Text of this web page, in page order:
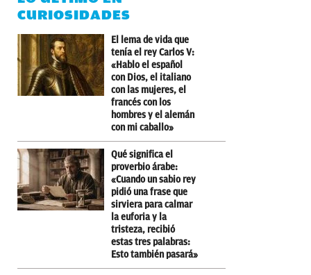
CURIOSIDADES
El lema de vida que
tenía el rey Carlos V:
«Hablo el español
con Dios, el italiano
con las mujeres, el
francés con los
hombres y el alemán
con mi caballo»
Qué significa el
proverbio árabe:
«Cuando un sabio rey
pidió una frase que
sirviera para calmar
la euforia y la
tristeza, recibió
estas tres palabras:
Esto también pasará»